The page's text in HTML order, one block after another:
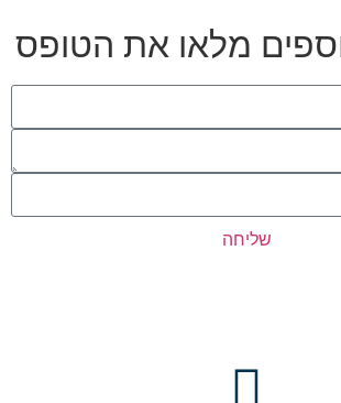
מלאו את הטופס
שליחה